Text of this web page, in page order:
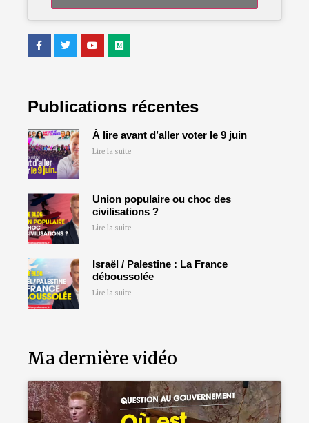
Publications récentes
À lire avant d’aller voter le 9 juin
Lire la suite
Union populaire ou choc des
civilisations ?
Lire la suite
Israël / Palestine : La France
déboussolée
Lire la suite
Ma dernière vidéo